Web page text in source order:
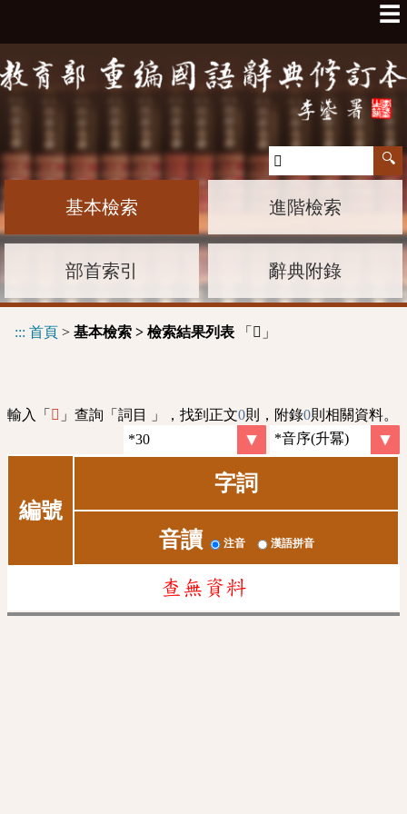
☰
基本檢索 進階檢索
部首索引 辭典附錄
::: 首頁 > 基本檢索 > 檢索結果列表 「 」
輸入「 」查詢「詞目 」，找到正文0則，附錄0則相關資料。
編號
字詞
音讀 注音 漢語拼音
查無資料